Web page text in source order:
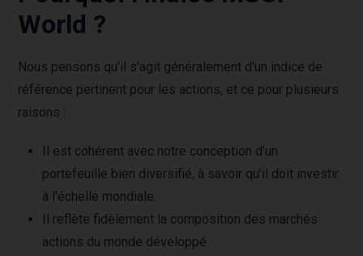
World ?
Nous pensons qu’il s’agit généralement d'un indice de
référence pertinent pour les actions, et ce pour plusieurs
raisons :
Il est cohérent avec notre conception d’un
portefeuille bien diversifié, à savoir qu’il doit investir
à l’échelle mondiale.
Il reflète fidèlement la composition des marchés
actions du monde développé.